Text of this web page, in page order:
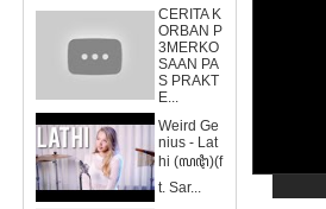
CERITA K
ORBAN P
3MERKO
SAAN PA
S PRAKT
E...
Weird Ge
nius - Lat
hi (ꦭꦛꦶ)(f
t. Sar...